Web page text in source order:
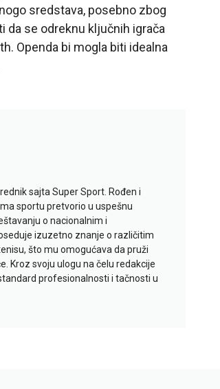
sredstava, posebno zbog
da se odreknu ključnih igrača
Openda bi mogla biti idealna
sajta Super Sport. Rođen i
sportu pretvorio u uspešnu
o nacionalnim i
izuzetno znanje o različitim
što mu omogućava da pruži
Kroz svoju ulogu na čelu redakcije
profesionalnosti i tačnosti u